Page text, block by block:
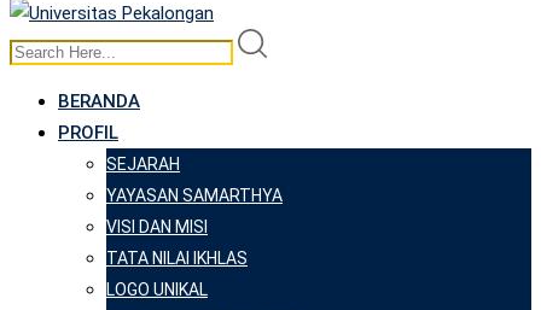
BERANDA
PROFIL
SEJARAH
YAYASAN SAMARTHYA
VISI DAN MISI
TATA NILAI IKHLAS
LOGO UNIKAL